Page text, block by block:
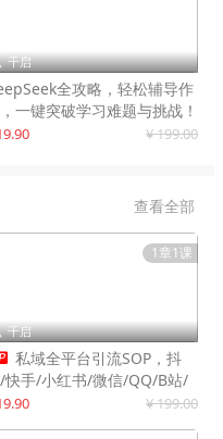
千启
全攻略，轻松辅导作
一键突破学习难题与挑战！
¥ 199.00
查看全部
1章1课
千启
私域全平台引流SOP，抖
快手/小红书/微信/QQ/B站/
等，技术合集，高效转化公
¥ 199.00